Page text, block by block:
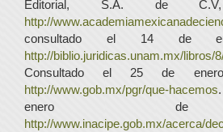
Editorial, S.A. de
http://
consultado el 14 de
http://biblio.juridicas.unam.mx/libros/
Consultado el 25 de
http://www.gob.mx/pgr/que-hacemos
enero de
http://www.inacipe.gob.mx/acerca/